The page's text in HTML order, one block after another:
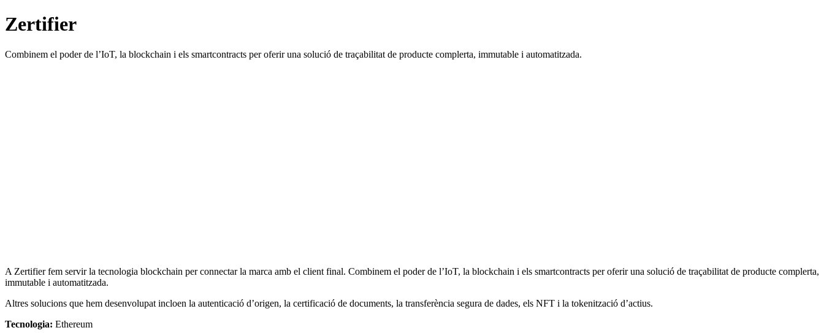
Zertifier
Combinem el poder de l’IoT, la blockchain i els smartcontracts per oferir una solució de traçabilitat de producte complerta, immutable i automatitzada.
A Zertifier fem servir la tecnologia blockchain per connectar la marca amb el client final. Combinem el poder de l’IoT, la blockchain i els smartcontracts per oferir una solució de traçabilitat de producte complerta,
immutable i automatitzada.
Altres solucions que hem desenvolupat incloen la autenticació d’origen, la certificació de documents, la transferència segura de dades, els NFT i la tokenització d’actius.
Tecnologia: Ethereum